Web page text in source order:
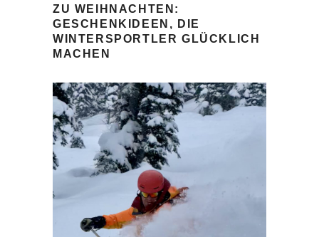
ZU WEIHNACHTEN:
GESCHENKIDEEN, DIE
WINTERSPORTLER GLÜCKLICH
MACHEN